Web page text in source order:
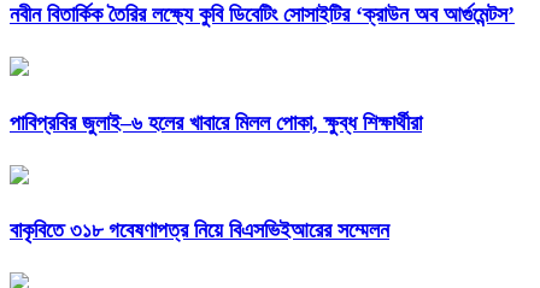
নবীন বিতার্কিক তৈরির লক্ষ্যে কুবি ডিবেটিং সোসাইটির ‘ক্রাউন অব আর্গুমেন্টস’
পাবিপ্রবির জুলাই–৬ হলের খাবারে মিলল পোকা, ক্ষুব্ধ শিক্ষার্থীরা
বাকৃবিতে ৩১৮ গবেষণাপত্র নিয়ে বিএসভিইআরের সম্মেলন